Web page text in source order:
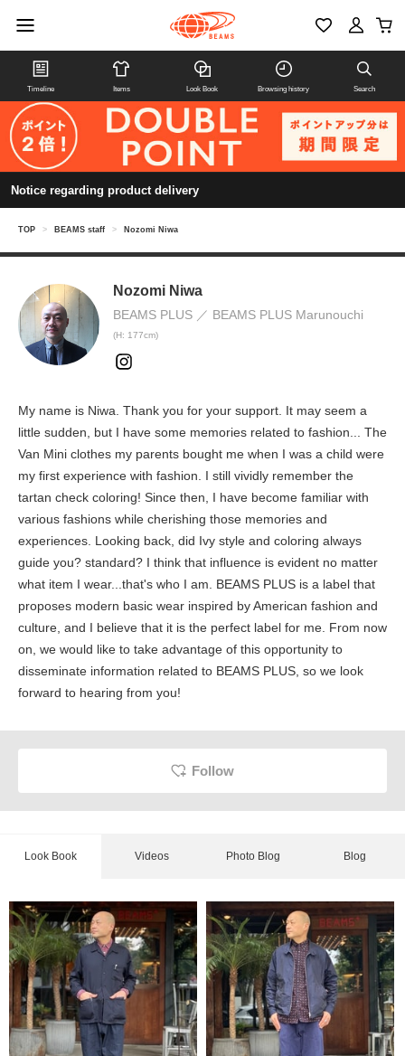
Timeline Items Look Book Browsing history Search
Notice regarding product delivery
TOP > BEAMS staff > Nozomi Niwa
Nozomi Niwa
BEAMS PLUS BEAMS PLUS Marunouchi
(H: 177cm)
My name is Niwa. Thank you for your support. It may seem a
little sudden, but I have some memories related to fashion... The
Van Mini clothes my parents bought me when I was a child were
my first experience with fashion. I still vividly remember the
tartan check coloring! Since then, I have become familiar with
various fashions while cherishing those memories and
experiences. Looking back, did Ivy style and coloring always
guide you? standard? I think that influence is evident no matter
what item I wear...that's who I am. BEAMS PLUS is a label that
proposes modern basic wear inspired by American fashion and
culture, and I believe that it is the perfect label for me. From now
on, we would like to take advantage of this opportunity to
disseminate information related to BEAMS PLUS, so we look
forward to hearing from you!
Follow
Look Book Videos Photo Blog Blog